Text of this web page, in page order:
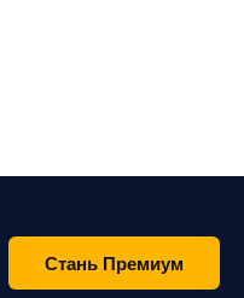
Стань Премиум